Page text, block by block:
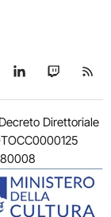
Telegram
su TikTok
Seguici su
Seguici
Direttoriale